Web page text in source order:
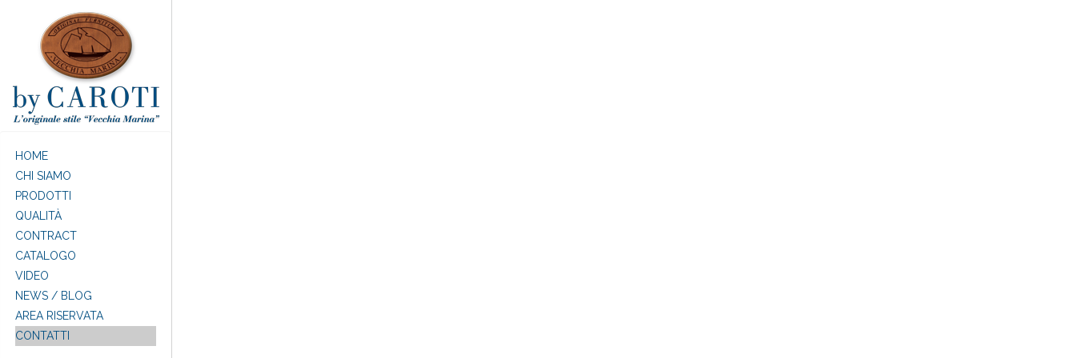
HOME
CHI SIAMO
PRODOTTI
QUALITÀ
CONTRACT
CATALOGO
VIDEO
NEWS / BLOG
AREA RISERVATA
CONTATTI